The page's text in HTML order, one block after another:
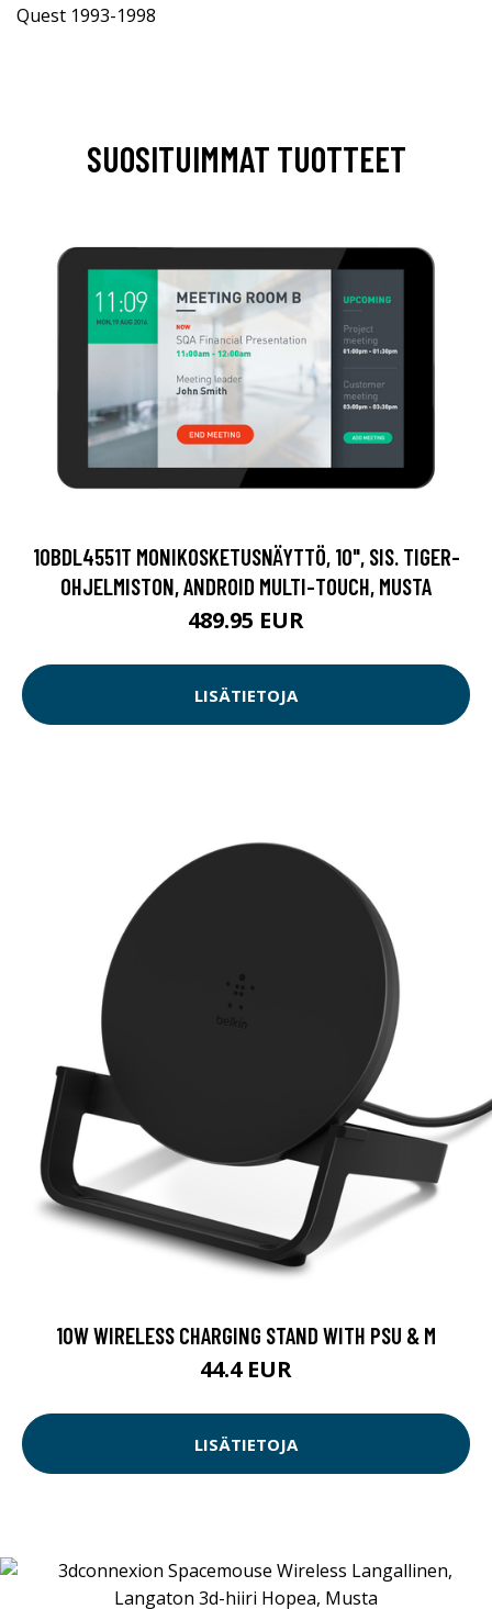
Quest 1993-1998
SUOSITUIMMAT TUOTTEET
10BDL4551T MONIKOSKETUSNÄYTTÖ, 10", SIS. TIGER-
OHJELMISTON, ANDROID MULTI-TOUCH, MUSTA
489.95 EUR
LISÄTIETOJA
10W WIRELESS CHARGING STAND WITH PSU & M
44.4 EUR
LISÄTIETOJA